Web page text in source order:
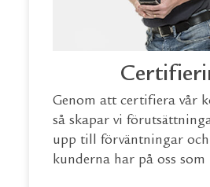
Genom att certifiera vår
så skapar vi
upp till förväntningar och
kunderna har på oss som